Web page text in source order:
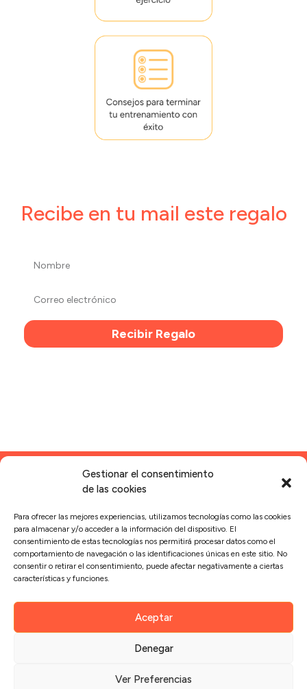
Gestionar el consentimiento
de las cookies
Para ofrecer las mejores experiencias, utilizamos tecnologías como las cookies
para almacenar y/o acceder a la información del dispositivo. El
consentimiento de estas tecnologías nos permitirá procesar datos como el
comportamiento de navegación o las identificaciones únicas en este sitio. No
consentir o retirar el consentimiento, puede afectar negativamente a ciertas
características y funciones.
Aceptar
Denegar
Ver Preferencias
Recibe en tu mail este regalo
Recibir Regalo
Un programa diseñado por
Healthylife by MG
Políticas de cumplimiento
Políticas de privacidad
Condiciones del servicio